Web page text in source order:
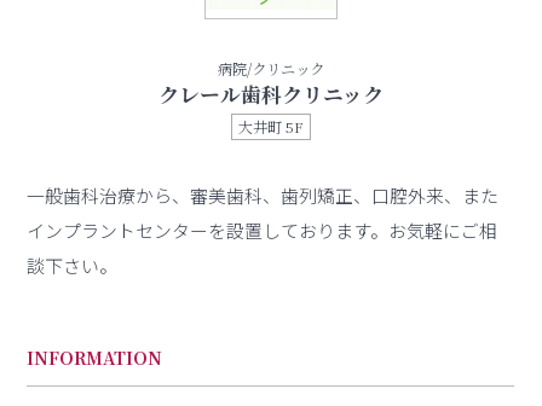
病院/クリニック
クレール歯科クリニック
大井町 5F
一般歯科治療から、審美歯科、歯列矯正、口腔外来、また
インプラントセンターを設置しております。お気軽にご相
談下さい。
INFORMATION